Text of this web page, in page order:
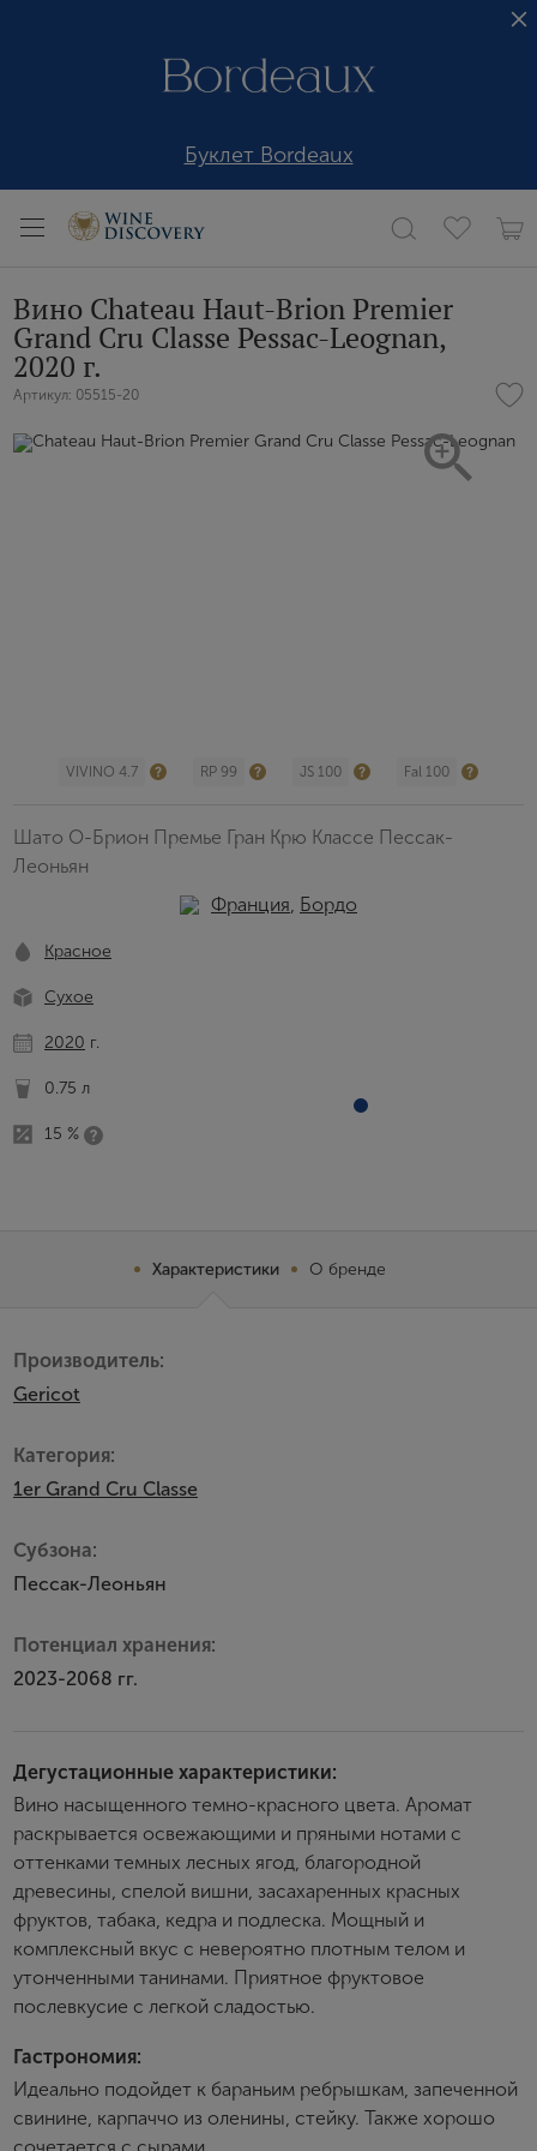
Буклет Bordeaux
Вино Chateau Haut-Brion Premier
Grand Cru Classe Pessac-Leognan,
2020 г.
Артикул: 05515-20
VIVINO 4.7 RP 99 JS 100 Fal 100
Шато О-Брион Премье Гран Крю Классе Пессак-
Леоньян
Франция, Бордо
Красное
Сухое
2020 г.
0.75 л
15 %
Характеристики О бренде
Дегустационные характеристики:
Вино насыщенного темно-красного цвета. Аромат
раскрывается освежающими и пряными нотами с
оттенками темных лесных ягод, благородной
древесины, спелой вишни, засахаренных красных
фруктов, табака, кедра и подлеска. Мощный и
комплексный вкус с невероятно плотным телом и
утонченными танинами. Приятное фруктовое
послевкусие с легкой сладостью.
Гастрономия:
Идеально подойдет к бараньим ребрышкам, запеченной
свинине, карпаччо из оленины, стейку. Также хорошо
Производитель:
Gericot
Категория:
1er Grand Cru Classe
Субзона:
Пессак-Леоньян
Потенциал хранения:
2023-2068 гг.